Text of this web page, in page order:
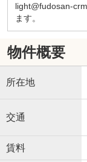
light@fudosan-
ます。
物件概要
所在地
交通
賃料